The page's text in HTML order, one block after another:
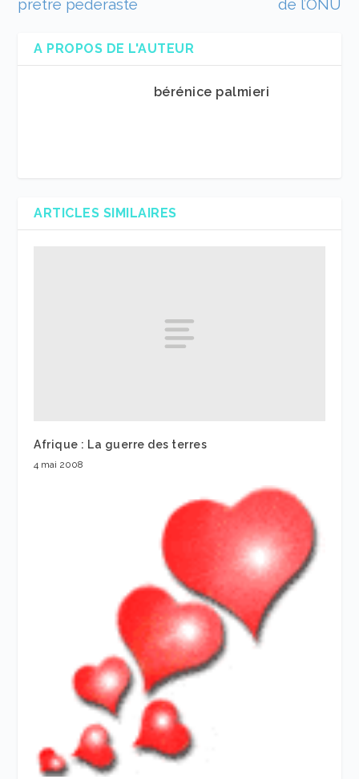
prêtre pédéraste de l’ONU
A PROPOS DE L'AUTEUR
bérénice palmieri
ARTICLES SIMILAIRES
Afrique : La guerre des terres
4 mai 2008